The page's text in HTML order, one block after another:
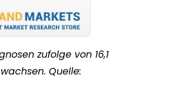
zufolge von 16,1
Quelle: